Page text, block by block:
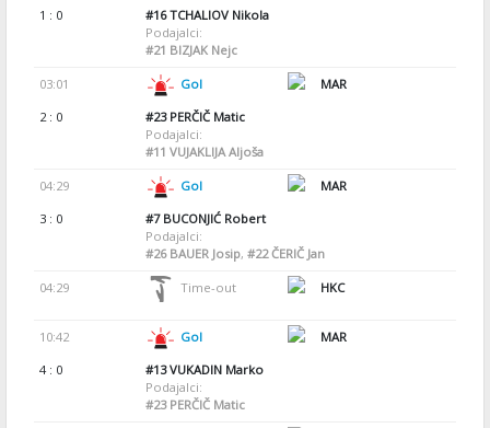
1 : 0
#16TCHALIOV Nikola
Podajalci:
#21 BIZJAK Nejc
03:01 Gol
MAR
2 : 0
#23PERČIČ Matic
Podajalci:
#11 VUJAKLIJA Aljoša
04:29 Gol
MAR
3 : 0
#7BUCONJIĆ Robert
Podajalci:
#26BAUER Josip, #22ČERIČ Jan
04:29 Time-out HKC
10:42 Gol
MAR
4 : 0
#13VUKADIN Marko
Podajalci:
#23PERČIČ Matic